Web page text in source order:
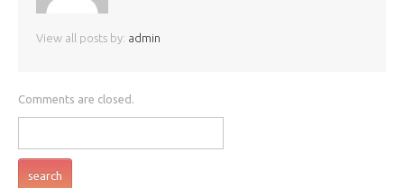
View all posts by: admin
Comments are closed.